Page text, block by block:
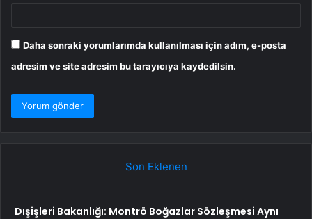
Daha sonraki yorumlarımda kullanılması için adım, e-posta
adresim ve site adresim bu tarayıcıya kaydedilsin.
Son Eklenen
Dışişleri Bakanlığı: Montrö Boğazlar Sözleşmesi Aynı